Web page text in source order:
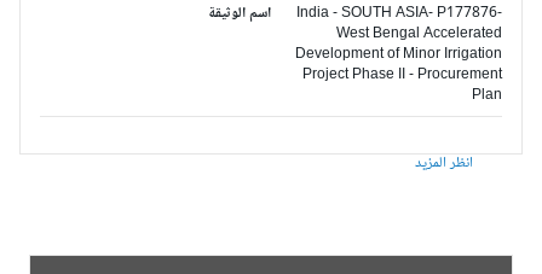
اسم الوثيقة
India - SOUTH ASIA- P177876-
West Bengal Accelerated
Development of Minor Irrigation
Project Phase II - Procurement
Plan
انظر المزيد